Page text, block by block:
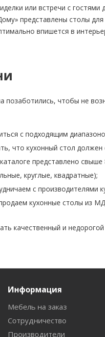
или встречи с
представлены столы
впишется в
позаботились, чтобы не
с подходящим
что кухонный стол
представлено
круглые, квадратные);
с производителями
кухонные столы из
качественный и
Информация
Мебель на заказ
Сотрудничество
Производители